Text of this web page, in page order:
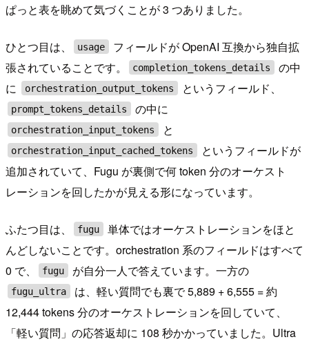
ぱっと表を眺めて気づくことが 3 つありました。
ひとつ目は、 usage
フィールドが OpenAI 互換から独自拡
張されていることです。
completion_tokens_details
の中
に
orchestration_output_tokens というフィールド、
prompt_tokens_details の中に
orchestration_input_tokens と
orchestration_input_cached_tokens
というフィールドが
追加されていて、Fugu が裏側で何 token 分のオーケスト
レーションを回したかが見える形になっています。
ふたつ目は、 fugu
単体ではオーケストレーションをほと
んどしないことです。orchestration 系のフィールドはすべて
0 で、
fugu が自分一人で答えています。一方の
fugu_ultra
は、軽い質問でも裏で 5,889 + 6,555 = 約
12,444 tokens 分のオーケストレーションを回していて、
「軽い質問」の応答返却に 108 秒かかっていました。Ultra